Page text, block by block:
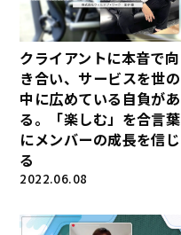
クライアントに本音で向
き合い、サービスを世の
中に広めている自負があ
る。「楽しむ」を合言葉
にメンバーの成長を信じ
る
2022.06.08